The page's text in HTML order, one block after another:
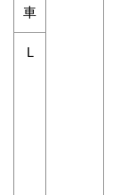
車
L